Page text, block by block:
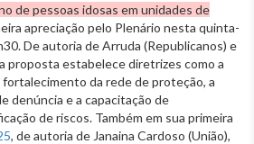
de pessoas idosas em unidades de
apreciação pelo Plenário nesta quinta-
De autoria de Arruda (Republicanos) e
proposta estabelece diretrizes como a
da rede de proteção, a
denúncia e a capacitação de
de riscos. Também em sua primeira
, de autoria de Janaina Cardoso (União),